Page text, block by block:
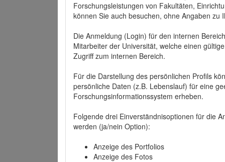
Forschungsleistungen von Fakultäten,
können Sie auch besuchen, ohne Angaben zu
Die Anmeldung (Login) für den internen
Mitarbeiter der Universität, welche einen
Zugriff zum internen Bereich.
Für die Darstellung des persönlichen Profils
persönliche Daten (z.B. Lebenslauf) für eine
Forschungsinformationssystem erheben.
Folgende drei Einverständnisoptionen für die
werden (ja/nein Option):
Anzeige des Portfolios
Anzeige des Fotos